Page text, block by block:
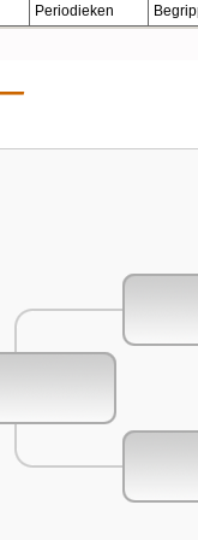
Periodieken